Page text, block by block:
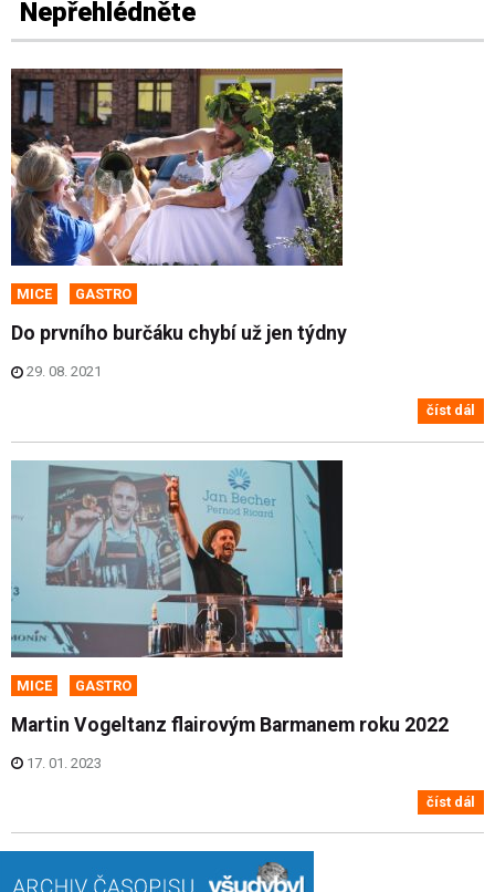
Nepřehlédněte
MICE GASTRO
Do prvního burčáku chybí už jen týdny
29. 08. 2021
číst dál
MICE GASTRO
Martin Vogeltanz flairovým Barmanem roku 2022
17. 01. 2023
číst dál